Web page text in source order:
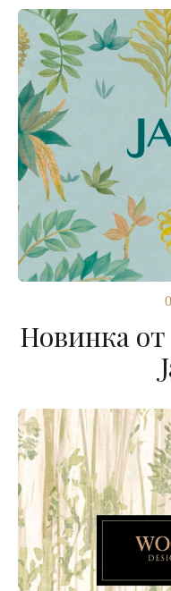
Новинка